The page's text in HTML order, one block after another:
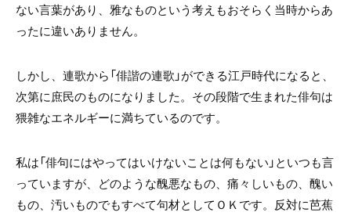
ない言葉があり、雅なものという考えもおそらく当時からあ
ったに違いありません。
しかし、連歌から「俳諧の連歌」ができる江戸時代になると、
次第に庶民のものになりました。その段階で生まれた俳句は
猥雑なエネルギーに満ちているのです。
私は「俳句にはやってはいけないことは何もない」といつも言
っていますが、どのような醜悪なもの、痛々しいもの、醜い
もの、汚いものでもすべて句材としてＯＫです。反対に芭蕉